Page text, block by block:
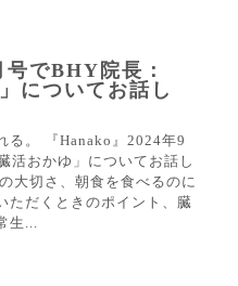
号でBHY院長：
についてお話し
る。 『Hanako』2024年9
活おかゆ」についてお話し
大切さ、朝食を食べるのに
ただくときのポイント、臓
...